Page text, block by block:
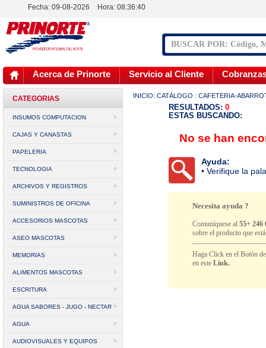
Fecha: 09-08-2026 Hora: 08:36:40
Acerca de Prinorte Servicio al Cliente
CATEGORIAS
INSUMOS COMPUTACION
CAJAS Y CANASTAS
PAPELERIA
TECNOLOGIA
ARCHIVOS Y REGISTROS
SUMINISTROS DE OFICINA
ACCESORIOS MASCOTAS
ASEO MASCOTAS
MEMORIAS
ALIMENTOS MASCOTAS
ESCRITURA
AGUA SABORES - JUGO - NECTAR
AGUA
AUDIOVISUALES Y EQUIPOS
INICIO: CATÁLOGO : CAFETERIA-
RESULTADOS: 0
ESTAS BUSCANDO:
No se han
Ayuda:
• Verifique la
Necesita ayuda ?
Comuníquese al55+ 246
sobre el producto que
Haga Click en el Botón
en esteLink.